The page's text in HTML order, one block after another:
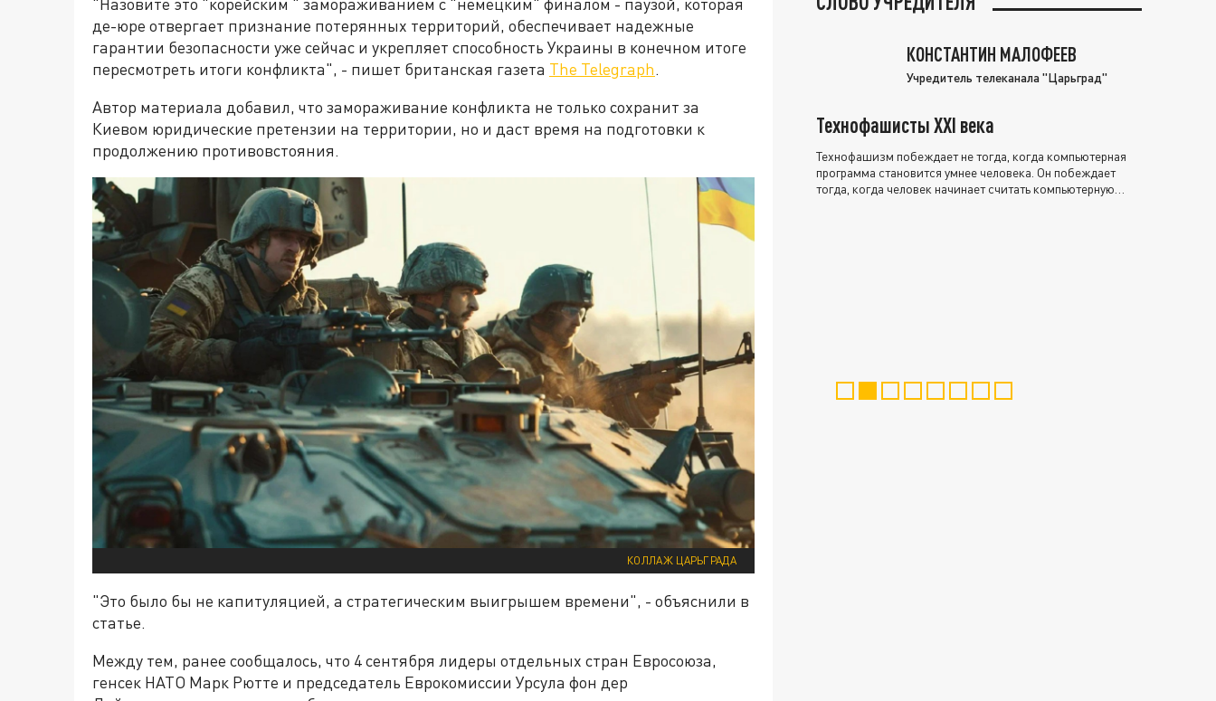
де-юре отвергает признание потерянных территорий, обеспечивает надежные
гарантии безопасности уже сейчас и укрепляет способность Украины в конечном итоге
пересмотреть итоги конфликта", - пишет британская газета The Telegraph.
Автор материала добавил, что замораживание конфликта не только сохранит за
Киевом юридические претензии на территории, но и даст время на подготовки к
продолжению противовстояния.
КОЛЛАЖ ЦАРЬГРАДА
"Это было бы не капитуляцией, а стратегическим выигрышем времени", - объяснили в
статье.
Между тем, ранее сообщалось, что 4 сентября лидеры отдельных стран Евросоюза,
генсек НАТО Марк Рютте и председатель Еврокомиссии Урсула фон дер
КОНСТАНТИН МАЛОФЕЕВ
Учредитель телеканала "Царьград"
Технофашисты XXI века
Технофашизм побеждает не тогда, когда компьютерная
программа становится умнее человека. Он побеждает
тогда, когда человек начинает считать компьютерную